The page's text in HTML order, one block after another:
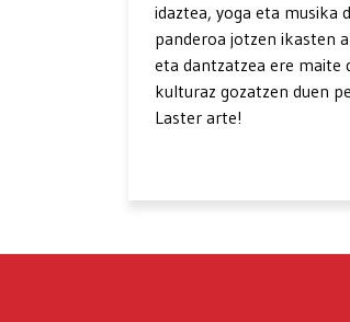
idaztea, yoga eta musika
panderoa jotzen ikasten
eta dantzatzea ere maite
kulturaz gozatzen duen
Laster arte!